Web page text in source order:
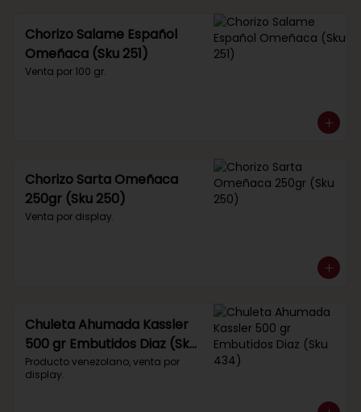
Chorizo Salame Español
Omeñaca (Sku 251)
Venta por 100 gr.
Chorizo Sarta Omeñaca
250gr (Sku 250)
Venta por display.
Chuleta Ahumada Kassler
500 gr Embutidos Diaz (Sku
434)
Producto venezolano, venta por
display.